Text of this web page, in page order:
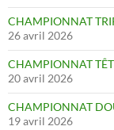
CHAMPIONNAT
26 avril 2026
CHAMPIONNAT
20 avril 2026
CHAMPIONNAT
19 avril 2026